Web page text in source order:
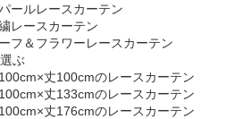
ールレースカーテン
レースカーテン
フ＆フラワーレースカーテン
ぶ
丈100cmのレースカーテン
丈133cmのレースカーテン
丈176cmのレースカーテン